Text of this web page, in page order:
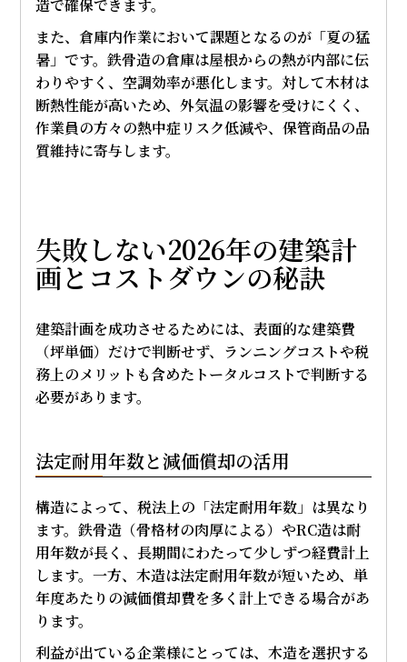
造で確保できます。
また、倉庫内作業において課題となるのが「夏の猛
暑」です。鉄骨造の倉庫は屋根からの熱が内部に伝
わりやすく、空調効率が悪化します。対して木材は
断熱性能が高いため、外気温の影響を受けにくく、
作業員の方々の熱中症リスク低減や、保管商品の品
質維持に寄与します。
失敗しない2026年の建築計
画とコストダウンの秘訣
建築計画を成功させるためには、表面的な建築費
（坪単価）だけで判断せず、ランニングコストや税
務上のメリットも含めたトータルコストで判断する
必要があります。
法定耐用年数と減価償却の活用
構造によって、税法上の「法定耐用年数」は異なり
ます。鉄骨造（骨格材の肉厚による）やRC造は耐
用年数が長く、長期間にわたって少しずつ経費計上
します。一方、木造は法定耐用年数が短いため、単
年度あたりの減価償却費を多く計上できる場合があ
ります。
利益が出ている企業様にとっては、木造を選択する